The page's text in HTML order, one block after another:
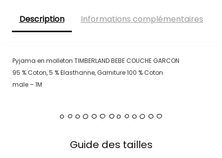
Description Informations complémentaires
Pyjama en molleton TIMBERLAND BEBE COUCHE GARCON
95 % Coton, 5 % Elasthanne, Garniture 100 % Coton
male – 1M
Guide des tailles